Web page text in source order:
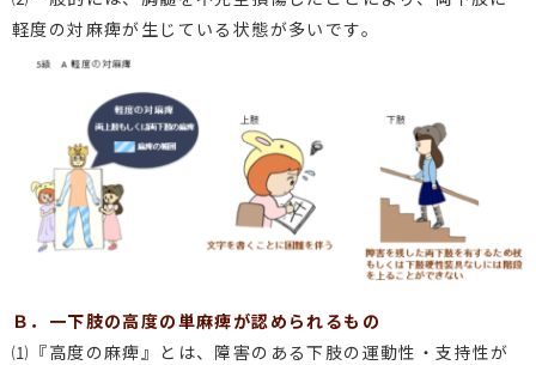
軽度の対麻痺が生じている状態が多いです。
Ｂ．一下肢の高度の単麻痺が認められるもの
⑴『高度の麻痺』とは、障害のある下肢の運動性・支持性が